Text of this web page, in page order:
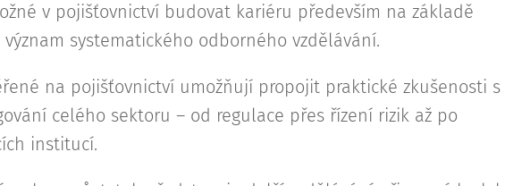
v pojišťovnictví budovat kariéru především na základě
systematického odborného vzdělávání.
na pojišťovnictví umožňují propojit praktické zkušenosti s
celého sektoru – od regulace přes řízení rizik až po
institucí.